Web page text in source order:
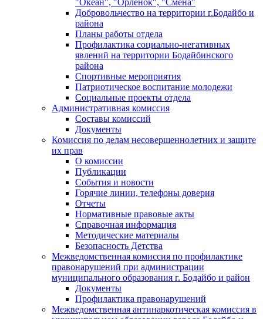
"Океан", "Орленок", "Смена"
Добровольчество на территории г.Бодайбо и
района
Планы работы отдела
Профилактика социально-негативных
явлений на территории Бодайбинского
района
Спортивные мероприятия
Патриотическое воспитание молодежи
Социальные проекты отдела
Административная комиссия
Составы комиссий
Документы
Комиссия по делам несовершеннолетних и защите
их прав
О комиссии
Публикации
События и новости
Горячие линии, телефоны доверия
Отчеты
Нормативные правовые акты
Справочная информация
Методические материалы
Безопасность Детства
Межведомственная комиссия по профилактике
правонарушений при администрации
муниципального образования г. Бодайбо и район
Документы
Профилактика правонарушений
Межведомственная антинаркотическая комиссия в